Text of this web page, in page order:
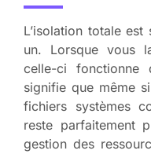
L’isolation totale est
un. Lorsque vous
celle-ci
signifie que même
fichiers systèmes
reste parfaitement
gestion des